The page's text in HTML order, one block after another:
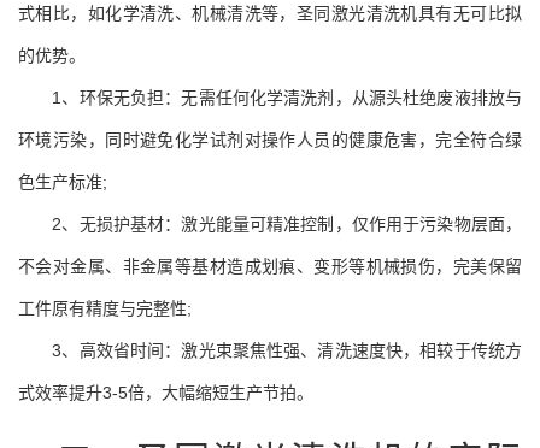
式相比，如化学清洗、机械清洗等，圣同激光清洗机具有无可比拟
的优势。
1、环保无负担：无需任何化学清洗剂，从源头杜绝废液排放与
环境污染，同时避免化学试剂对操作人员的健康危害，完全符合绿
色生产标准;
2、无损护基材：激光能量可精准控制，仅作用于污染物层面，
不会对金属、非金属等基材造成划痕、变形等机械损伤，完美保留
工件原有精度与完整性;
3、高效省时间：激光束聚焦性强、清洗速度快，相较于传统方
式效率提升3-5倍，大幅缩短生产节拍。